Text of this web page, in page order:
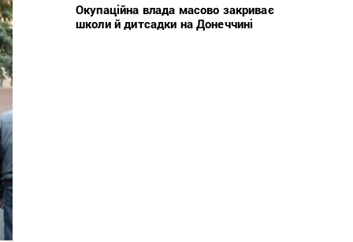
Окупаційна влада масово закриває
школи й дитсадки на Донеччині